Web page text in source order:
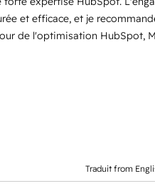
et efficace, et je
de l'optimisation HubSpot,
Traduit from